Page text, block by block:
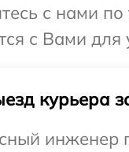
с нами по
с Вами для
курьера
инженер